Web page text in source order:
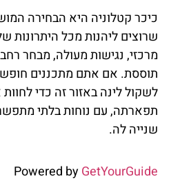
כיכר קטלוניה היא הבחירה
שרוצים ליהנות מכל היתרונות
מרכזי, נגישות מעולה, מבחר
תוססת. אם אתם מתכננים
לשקול לינה באזור זה כדי
תפארתה, עם נוחות בלתי
שנייה לה.
Powered byGetYourGuide